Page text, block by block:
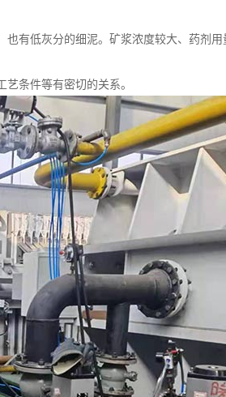
有低灰分的细泥。矿浆浓度较大、药剂
条件等有密切的关系。